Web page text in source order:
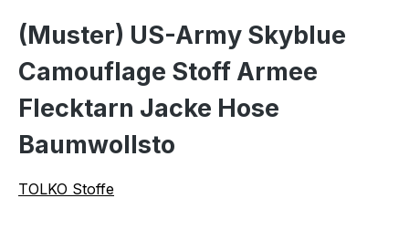
(Muster) US-Army Skyblue
Camouflage Stoff Armee
Flecktarn Jacke Hose
Baumwollsto
TOLKO Stoffe